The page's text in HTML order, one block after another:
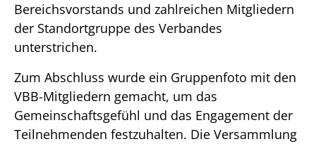
Bereichsvorstands und zahlreichen Mitgliedern
der Standortgruppe des Verbandes
unterstrichen.
Zum Abschluss wurde ein Gruppenfoto mit den
VBB-Mitgliedern gemacht, um das
Gemeinschaftsgefühl und das Engagement der
Teilnehmenden festzuhalten. Die Versammlung